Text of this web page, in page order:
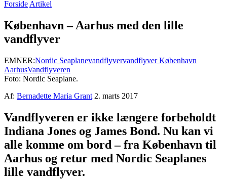
Forside Artikel
København – Aarhus med den lille
vandflyver
EMNER:Nordic Seaplanevandflyvervandflyver København
AarhusVandflyveren
Foto: Nordic Seaplane.
Af: Bernadette Maria Grant 2. marts 2017
Vandflyveren er ikke længere forbeholdt
Indiana Jones og James Bond. Nu kan vi
alle komme om bord – fra København til
Aarhus og retur med Nordic Seaplanes
lille vandflyver.